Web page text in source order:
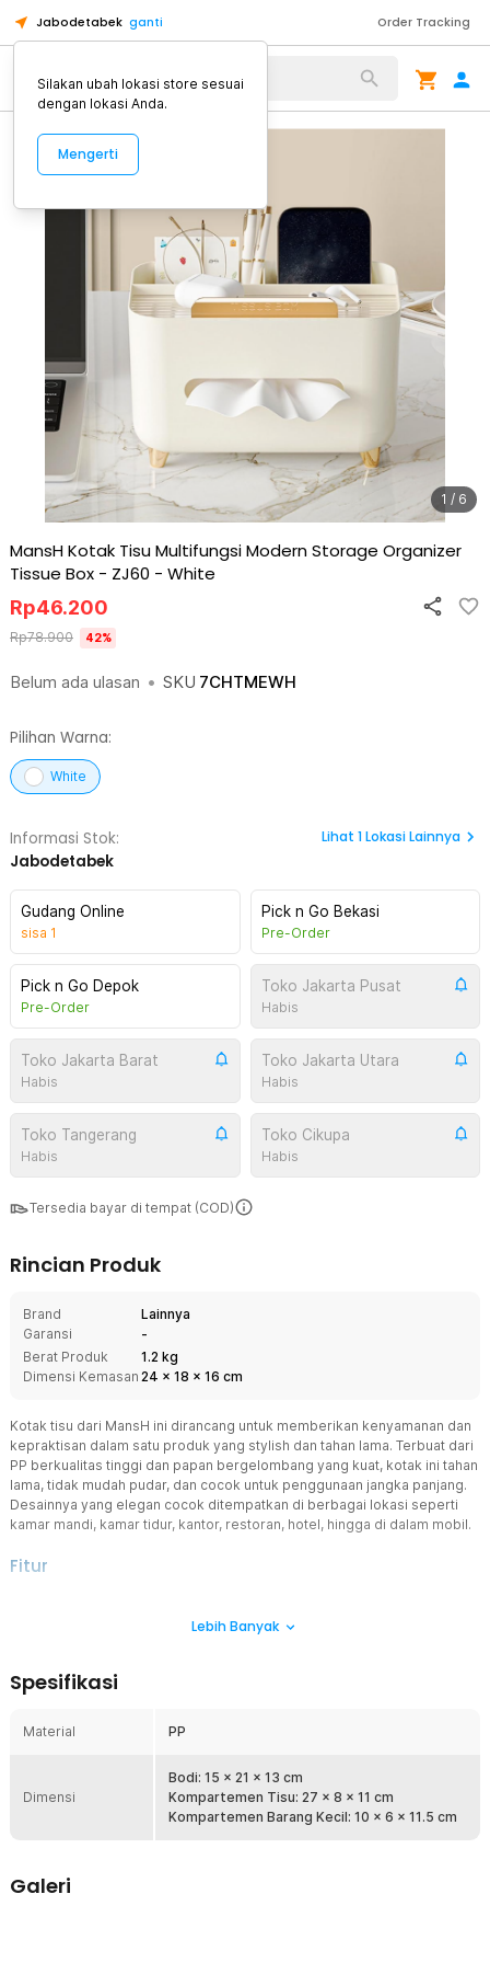
Jabodetabek ganti Order Tracking
Alat Kopi
1 / 6
MansH Kotak Tisu Multifungsi Modern Storage Organizer
Tissue Box - ZJ60 - White
Belum ada ulasan • SKU 7CHTMEWH
Rp46.200
Rp78.900 42%
Pilihan Warna:
White
Informasi Stok:
Jabodetabek
Lihat 1Lokasi Lainnya
Gudang Online
sisa 1
Pick n Go Bekasi
Pre-Order
Pick n Go Depok
Pre-Order
Toko Jakarta Pusat
Habis
Toko Jakarta Barat
Habis
Toko Jakarta Utara
Habis
Toko Tangerang
Habis
Toko Cikupa
Habis
Tersedia bayar di tempat (COD)
Rincian Produk
Brand
Lainnya
Garansi
-
Berat Produk
1.2 kg
Dimensi Kemasan 24 x 18 x 16 cm
Kotak tisu dari MansH ini dirancang untuk memberikan kenyamanan dan
kepraktisan dalam satu produk yang stylish dan tahan lama. Terbuat dari
PP berkualitas tinggi dan papan bergelombang yang kuat, kotak ini tahan
lama, tidak mudah pudar, dan cocok untuk penggunaan jangka panjang.
Desainnya yang elegan cocok ditempatkan di berbagai lokasi seperti
kamar mandi, kamar tidur, kantor, restoran, hotel, hingga di dalam mobil.
Fitur
Kotak tisu ini sangat serbaguna dan dapat digunakan di berbagai
stylish juga dapat menambah sentuhan elegan pada dekorasi
Kenyamanan Tanpa Repot
mulut lebar yang memudahkan pengambilan tisu tanpa tersangkut
atau macet. Kakinya yang tinggi menjaga agar kotak tetap stabil,
dan sudutnya yang membulat memberikan keamanan tambahan.
Dilengkapi dengan kompartemen tambahan, Anda dapat
Lebih Banyak
Spesifikasi
Material PP
Dimensi
Bodi: 15 x 21 x 13 cm
Kompartemen Tisu: 27 x 8 x 11 cm
Kompartemen Barang Kecil: 10 x 6 x 11.5 cm
Galeri
Silakan ubah lokasi store sesuai
dengan lokasi Anda.
Mengerti